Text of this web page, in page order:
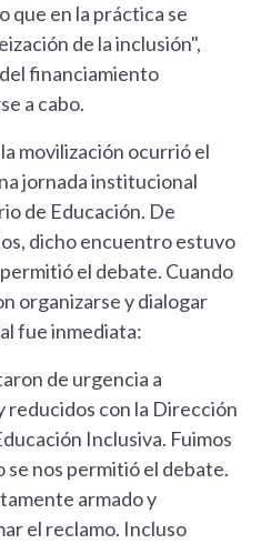
que en la práctica se
de la inclusión",
financiamiento
a cabo.
movilización ocurrió el
jornada institucional
de Educación. De
dicho encuentro estuvo
el debate. Cuando
organizarse y dialogar
fue inmediata:
de urgencia a
reducidos con la Dirección
Inclusiva. Fuimos
se nos permitió el debate.
armado y
el reclamo. Incluso